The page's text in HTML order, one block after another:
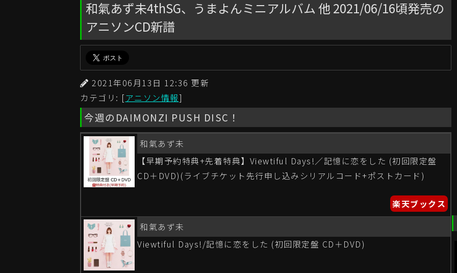
和氣あず未4thSG、うまよんミニアルバム 他 2021/06/16頃発売の
アニソンCD新譜
2021年06月13日 12:36 更新
カテゴリ: [アニソン情報]
今週のDAIMONZI PUSH DISC！
和氣あず未
【早期予約特典+先着特典】Viewtiful Days!／記憶に恋をした (初回限定盤
CD＋DVD)(ライブチケット先行申し込みシリアルコード+ポストカード)
楽天ブックス
和氣あず未
Viewtiful Days!/記憶に恋をした (初回限定盤 CD＋DVD)